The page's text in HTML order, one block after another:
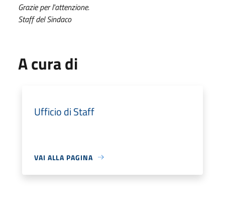
Grazie per l'attenzione.
Staff del Sindaco
A cura di
Ufficio di Staff
VAI ALLA PAGINA